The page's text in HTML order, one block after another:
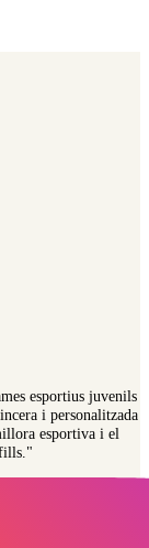
esportius juvenils
i personalitzada
esportiva i el